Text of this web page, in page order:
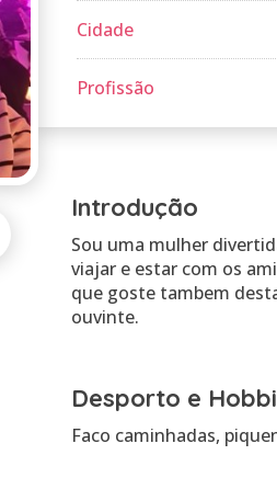
Cidade
Profissão
Introdução
Sou uma mulher
viajar e estar com os
que goste tambem
ouvinte.
Desporto e
Faco caminhadas,